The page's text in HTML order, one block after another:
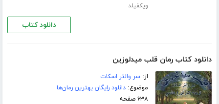
ویکفیلد
دانلود کتاب
دانلود کتاب رمان قلب میدلوزین
از:سر والتر اسکات
موضوع:دانلود رایگان بهترین رمان‌ها
۶۳۸ صفحه